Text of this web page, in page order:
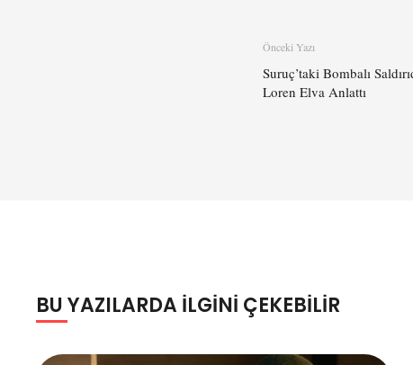
Önceki Yazı
Suruç’taki Bombalı
Loren Elva Anlattı
BU YAZILARDA ILGINI ÇEKEBILIR